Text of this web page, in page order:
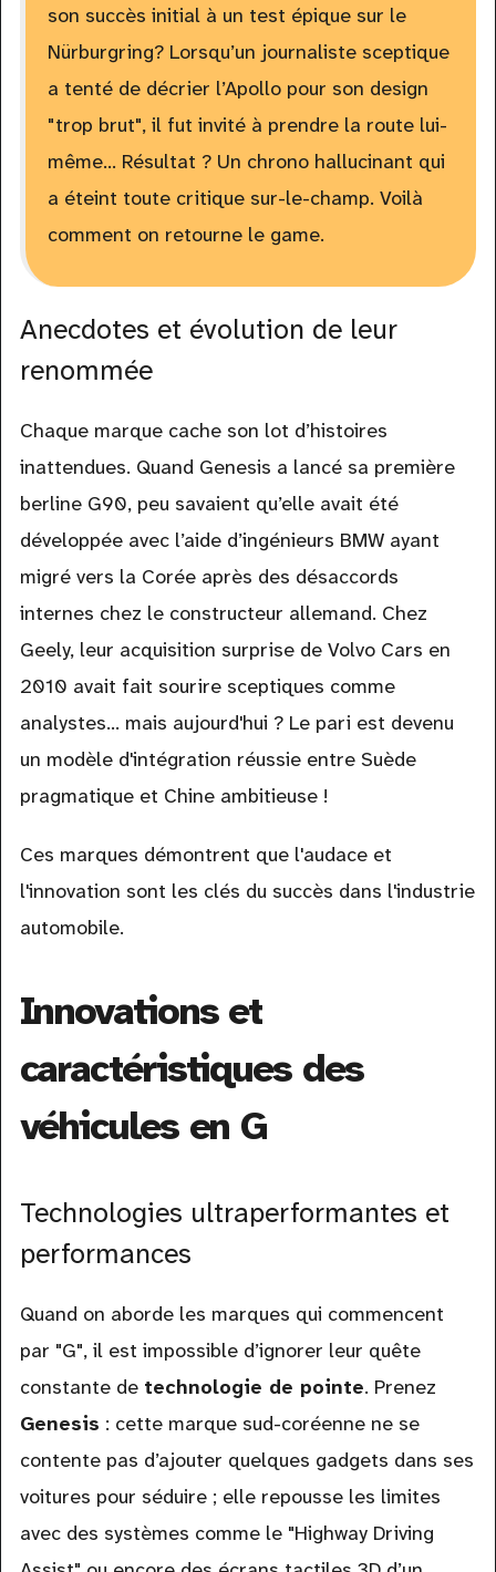
son succès initial à un test épique sur le
Nürburgring? Lorsqu’un journaliste sceptique
a tenté de décrier l’Apollo pour son design
"trop brut", il fut invité à prendre la route lui-
même... Résultat ? Un chrono hallucinant qui
a éteint toute critique sur-le-champ. Voilà
comment on retourne le game.
Anecdotes et évolution de leur
renommée
Chaque marque cache son lot d’histoires
inattendues. Quand Genesis a lancé sa première
berline G90, peu savaient qu’elle avait été
développée avec l’aide d’ingénieurs BMW ayant
migré vers la Corée après des désaccords
internes chez le constructeur allemand. Chez
Geely, leur acquisition surprise de Volvo Cars en
2010 avait fait sourire sceptiques comme
analystes... mais aujourd'hui ? Le pari est devenu
un modèle d'intégration réussie entre Suède
pragmatique et Chine ambitieuse !
Ces marques démontrent que l'audace et
l'innovation sont les clés du succès dans l'industrie
automobile.
Innovations et
caractéristiques des
véhicules en G
Technologies ultraperformantes et
performances
Quand on aborde les marques qui commencent
par "G", il est impossible d’ignorer leur quête
constante de technologie de pointe. Prenez
Genesis : cette marque sud-coréenne ne se
contente pas d’ajouter quelques gadgets dans ses
voitures pour séduire ; elle repousse les limites
avec des systèmes comme le "Highway Driving